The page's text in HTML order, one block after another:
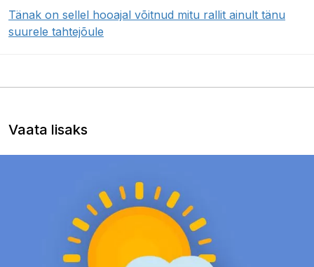
Tänak on sellel hooajal võitnud mitu rallit ainult tänu
suurele tahtejõule
Vaata lisaks